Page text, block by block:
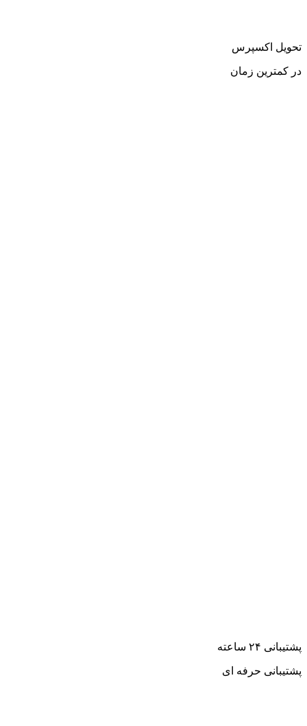
تحویل اکسپرس
در کمترین زمان
پشتیبانی ۲۴ ساعته
پشتیبانی حرفه ای